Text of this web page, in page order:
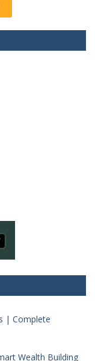
| Complete
Wealth Building